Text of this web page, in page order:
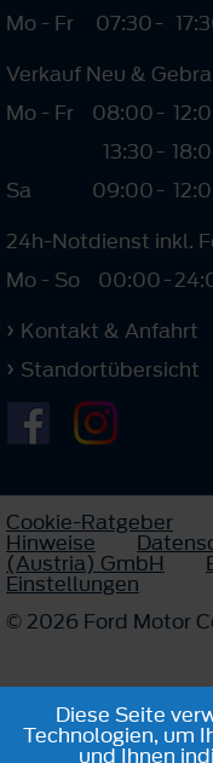
Mo - Fr
07:30-
Verkauf Neu &
Mo - Fr
08:00
13:30
-
-
Sa
09:00-
24h-Notdienst inkl.
Mo - So
00:00-
Kontakt & Anfahrt
Standortübersicht
Cookie-Ratgeber
Hinweise
(Austria) GmbH
Einstellungen
© 2026 Ford Motor
Diese Seite
Technologien, um
und Ihnen